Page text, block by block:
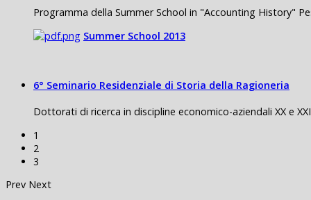
Programma della Summer School in "Accounting History"
Summer School 2013
6° Seminario Residenziale di Storia della Ragioneria
Dottorati di ricerca in discipline economico-aziendali XX e
1
2
3
Prev Next